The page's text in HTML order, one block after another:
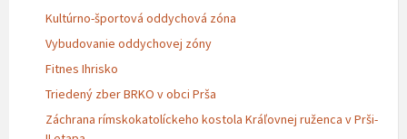
Kultúrno-športová oddychová zóna
Vybudovanie oddychovej zóny
Fitnes Ihrisko
Triedený zber BRKO v obci Prša
Záchrana rímskokatolíckeho kostola Kráľovnej ruženca v Prši-